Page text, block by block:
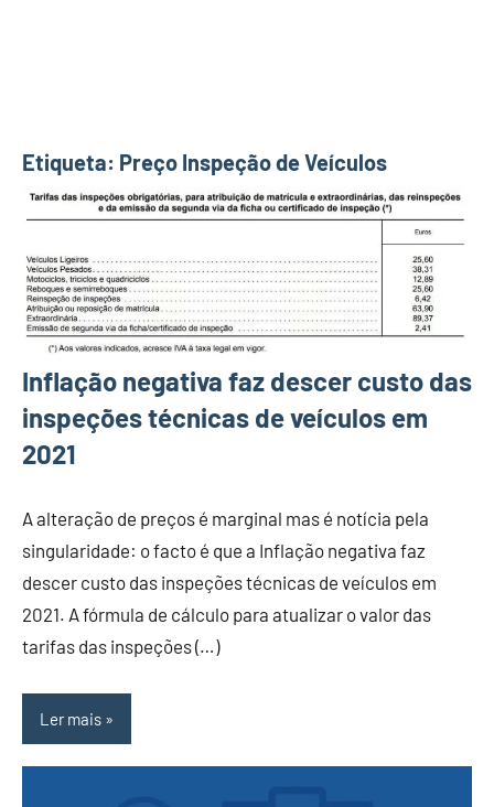
Etiqueta: Preço Inspeção de Veículos
Inflação negativa faz descer custo das
inspeções técnicas de veículos em
2021
A alteração de preços é marginal mas é notícia pela
singularidade: o facto é que a Inflação negativa faz
descer custo das inspeções técnicas de veículos em
2021. A fórmula de cálculo para atualizar o valor das
tarifas das inspeções (…)
Ler mais